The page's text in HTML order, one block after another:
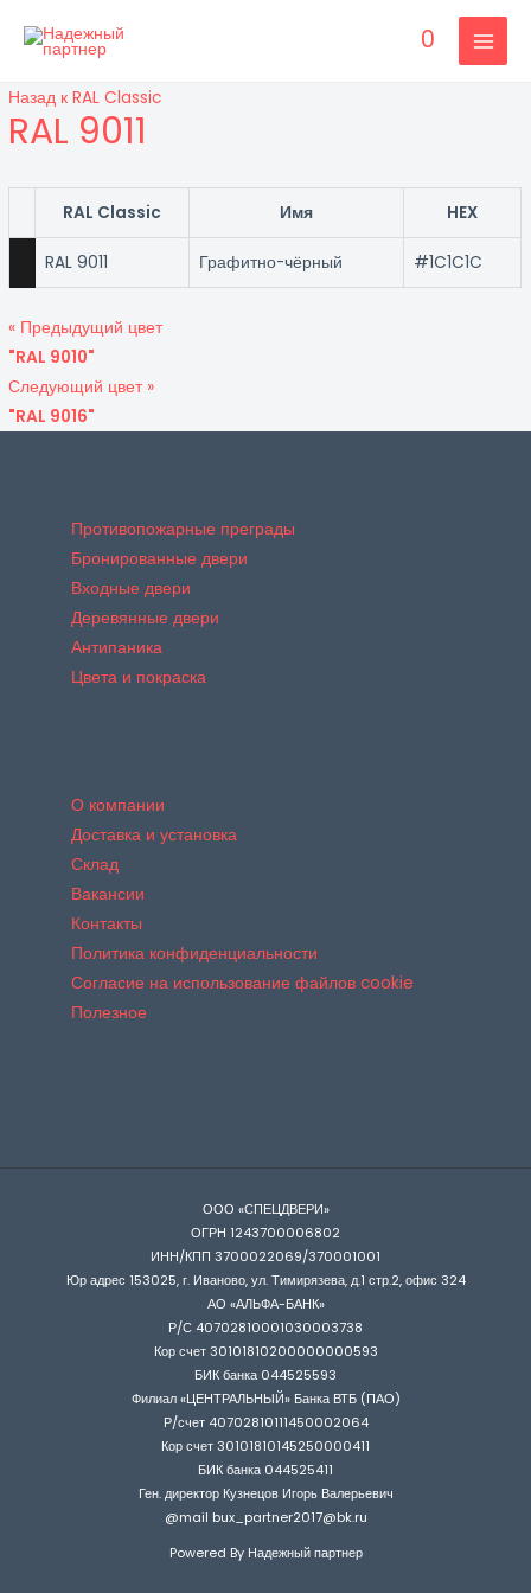
0
Назад к RAL Classic
RAL 9011
RAL Classic Имя HEX
RAL 9011 Графитно-чёрный #1C1C1C
« Предыдущий цвет
"RAL 9010"
Следующий цвет »
"RAL 9016"
Противопожарные преграды
Бронированные двери
Входные двери
Деревянные двери
Антипаника
Цвета и покраска
О компании
Доставка и установка
Склад
Вакансии
Контакты
Политика конфиденциальности
Согласие на использование файлов cookie
Полезное
ООО «СПЕЦДВЕРИ»
ОГРН 1243700006802
ИНН/КПП 3700022069/370001001
Юр адрес 153025, г. Иваново, ул. Тимирязева, д.1 стр.2, офис 324
АО «АЛЬФА-БАНК»
Р/С 40702810001030003738
Кор счет 30101810200000000593
БИК банка 044525593
Филиал «ЦЕНТРАЛЬНЫЙ» Банка ВТБ (ПАО)
Р/счет 40702810111450002064
Кор счет 30101810145250000411
БИК банка 044525411
Ген. директор Кузнецов Игорь Валерьевич
@mail bux_partner2017@bk.ru
Powered By Надежный партнер